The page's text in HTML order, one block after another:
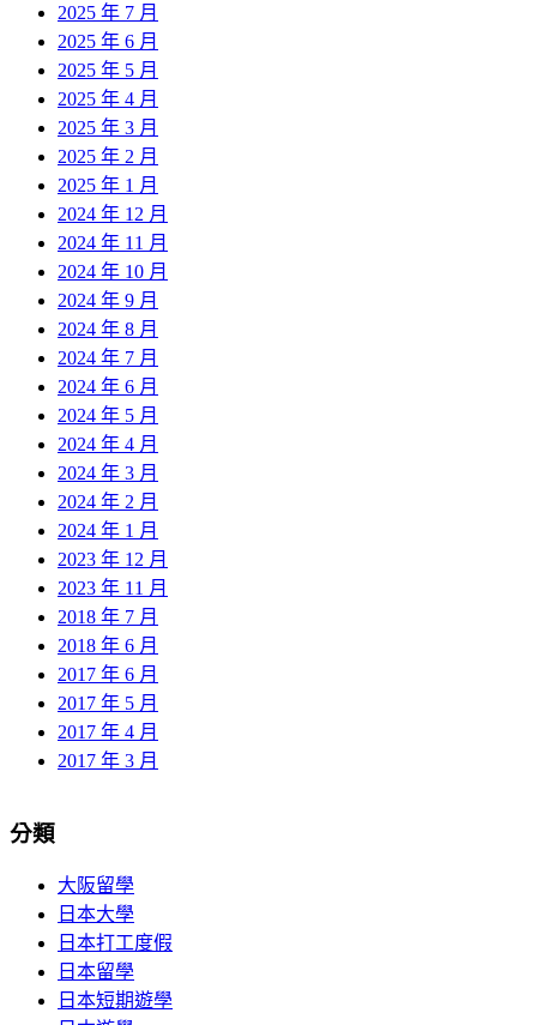
2025 年 7 月
2025 年 6 月
2025 年 5 月
2025 年 4 月
2025 年 3 月
2025 年 2 月
2025 年 1 月
2024 年 12 月
2024 年 11 月
2024 年 10 月
2024 年 9 月
2024 年 8 月
2024 年 7 月
2024 年 6 月
2024 年 5 月
2024 年 4 月
2024 年 3 月
2024 年 2 月
2024 年 1 月
2023 年 12 月
2023 年 11 月
2018 年 7 月
2018 年 6 月
2017 年 6 月
2017 年 5 月
2017 年 4 月
2017 年 3 月
分類
大阪留學
日本大學
日本打工度假
日本留學
日本短期遊學